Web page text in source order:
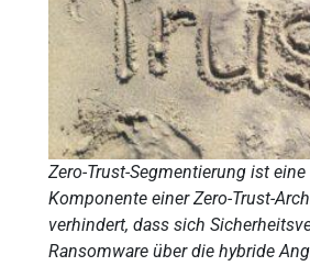
Zero-Trust-Segmentierung ist
Komponente einer Zero-Trust-
verhindert, dass sich
Ransomware über die hybride